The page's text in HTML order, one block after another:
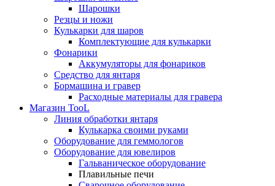
Шарошки
Резцы и ножи
Кулькарки для шаров
Комплектующие для кулькарки
Фонарики
Аккумуляторы для фонариков
Средство для янтаря
Бормашина и гравер
Расходные материалы для гравера
Магазин TooL
Линия обработки янтаря
Кулькарка своими руками
Оборудование для геммологов
Оборудование для ювелиров
Гальваническое оборудование
Плавильные печи